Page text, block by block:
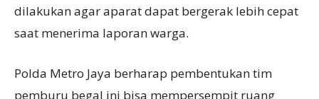
dilakukan agar aparat dapat bergerak lebih cepat
saat menerima laporan warga.
Polda Metro Jaya berharap pembentukan tim
pemburu begal ini bisa mempersempit ruang